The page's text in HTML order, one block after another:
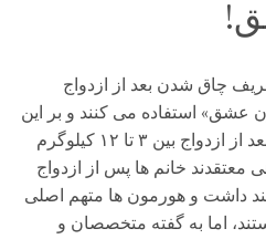
چاق شدن بعد از ازدواج
عشق» استفاده می کنند و بر این
باورند دوسوم خانم ها ۲ سال بعد از ازدواج بین ۳ تا ۱۲ کیلوگرم
معتقدند خانم ها پس از ازدواج
داشت و هورمون ها متهم اصلی
اما به گفته متخصصان و